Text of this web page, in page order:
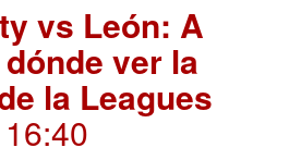
vs León: A
ver la
la Leagues